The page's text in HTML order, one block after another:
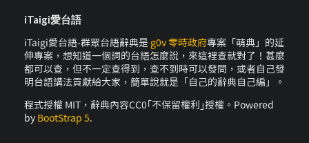
iTaigi愛台語
iTaigi愛台語-群眾台語辭典是 g0v 零時政府專案「萌典」的延
伸專案，想知道一個詞的台語怎麼說，來這裡查就對了！甚麼
都可以查，但不一定查得到，查不到時可以發問，或者自己發
明台語講法貢獻給大家，簡單說就是「自己的辭典自己編」。
程式授權 MIT，辭典內容CC0｢不保留權利｣授權。Powered
by BootStrap 5.